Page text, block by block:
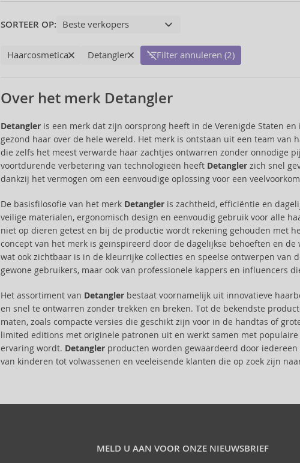
SORTEER OP:
Haarcosmetica Detangler Filter annuleren (2)
Over het merk Detangler
Detangleris een merk dat zijn oorsprong heeft in de Verenigde Staten
gezond haar over de hele wereld. Het merk is ontstaan uit een team
die zelfs het meest verwarde haar zachtjes ontwarren zonder onnodige
voortdurende verbetering van technologieën heeft Detanglerzich snel
dankzij het vermogen om een eenvoudige oplossing voor een
De basisfilosofie van het merk Detangleris zachtheid, efficiëntie en
veilige materialen, ergonomisch design en eenvoudig gebruik voor alle
niet op dieren getest en bij de productie wordt rekening gehouden met
concept van het merk is geïnspireerd door de dagelijkse behoeften en
wat ook zichtbaar is in de kleurrijke collecties en speelse ontwerpen van
gewone gebruikers, maar ook van professionele kappers en influencers
Het assortiment van Detanglerbestaat voornamelijk uit innovatieve
en snel te ontwarren zonder trekken en breken. Tot de bekendste
maten, zoals compacte versies die geschikt zijn voor in de handtas of
limited editions met originele patronen uit en werkt samen met
ervaring wordt. Detanglerproducten worden gewaardeerd door
van kinderen tot volwassenen en veeleisende klanten die op zoek zijn
MELD U AAN VOOR ONZE NIEUWSBRIEF